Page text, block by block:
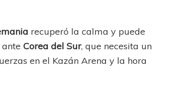
recuperó la calma y puede
anteCorea del Sur, que necesita un
en el Kazán Arena y la hora